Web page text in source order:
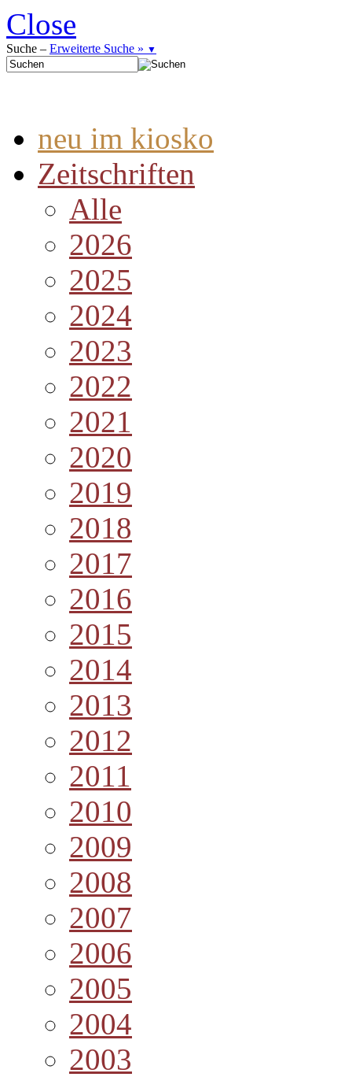
Close
Suche – Erweiterte Suche » ▼
neu im kiosko
Zeitschriften
Alle
2026
2025
2024
2023
2022
2021
2020
2019
2018
2017
2016
2015
2014
2013
2012
2011
2010
2009
2008
2007
2006
2005
2004
2003